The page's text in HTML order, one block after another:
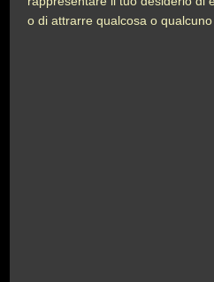
o di attrarre qualcosa o qualcuno